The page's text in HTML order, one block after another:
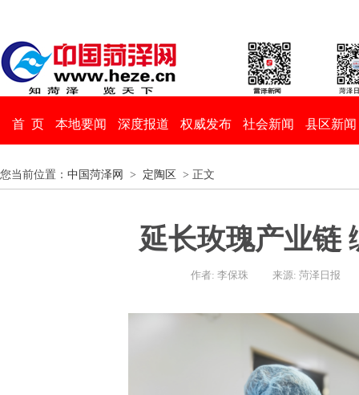
首 页 本地要闻 深度报道 权威发布 社会新闻 县区新闻
您当前位置： 中国菏泽网 > 定陶区 > 正文
延长玫瑰产业链
作者: 李保珠 来源: 菏泽日报